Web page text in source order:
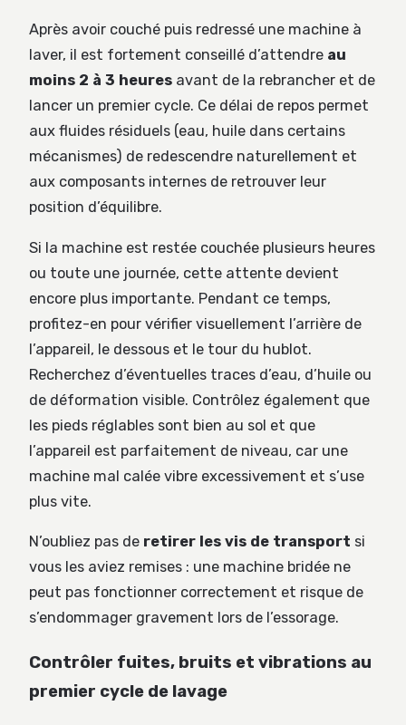
Après avoir couché puis redressé une machine à
laver, il est fortement conseillé d’attendre au
moins 2 à 3 heures avant de la rebrancher et de
lancer un premier cycle. Ce délai de repos permet
aux fluides résiduels (eau, huile dans certains
mécanismes) de redescendre naturellement et
aux composants internes de retrouver leur
position d’équilibre.
Si la machine est restée couchée plusieurs heures
ou toute une journée, cette attente devient
encore plus importante. Pendant ce temps,
profitez-en pour vérifier visuellement l’arrière de
l’appareil, le dessous et le tour du hublot.
Recherchez d’éventuelles traces d’eau, d’huile ou
de déformation visible. Contrôlez également que
les pieds réglables sont bien au sol et que
l’appareil est parfaitement de niveau, car une
machine mal calée vibre excessivement et s’use
plus vite.
N’oubliez pas de retirer les vis de transport si
vous les aviez remises : une machine bridée ne
peut pas fonctionner correctement et risque de
s’endommager gravement lors de l’essorage.
Contrôler fuites, bruits et vibrations au
premier cycle de lavage